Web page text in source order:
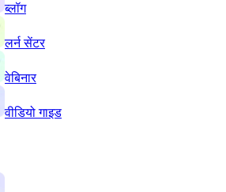
ब्लॉग
लर्न सेंटर
वेबिनार
वीडियो गाइड